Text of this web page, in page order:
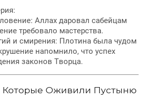
Аллах даровал сабейцам
требовало мастерства.
и смирения: Плотина была чудом
напомнило, что успех
законов Творца.
Которые Оживили Пустыню